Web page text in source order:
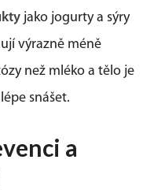
jako jogurty a sýry
výrazně méně
než mléko a tělo je
snášet.
a